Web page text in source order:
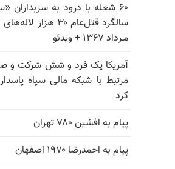
۶۰ شعله با درود به سربداران
مـرداد ۱۳۶۷ + ویدئو
آمریکا یک فرد و شش شرکت و
مرتبط با شبکه مالی سپاه
کرد
پیام به افشین ۷۸۰ تهران
پیام به احمدرضا ۱۹۷۰ اصفهان